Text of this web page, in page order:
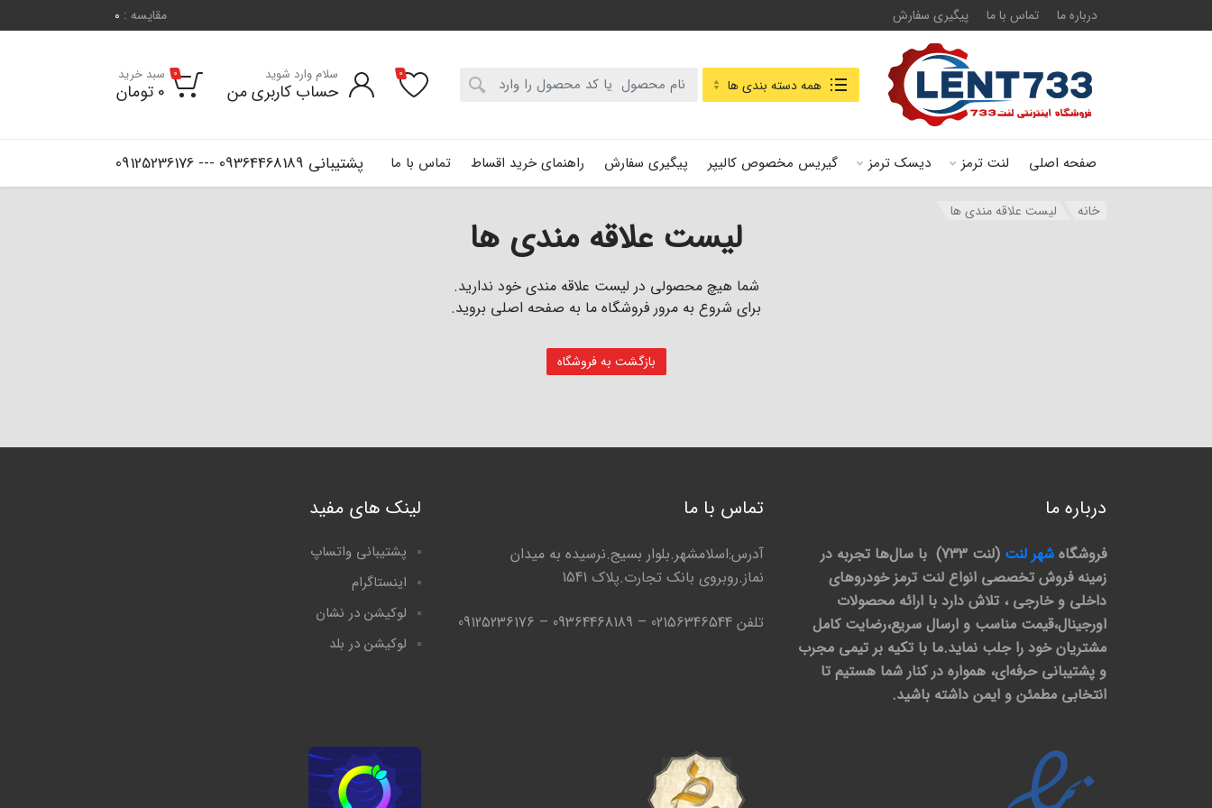
درباره ما تماس با ما پیگیری سفارش مقایسه : 0
صفحه اصلی لنت ترمز دیسک ترمز گیریس مخصوص کالیپر پیگیری سفارش راهنمای خرید اقساط تماس با ما پشتیبانی 09364468189 --- 09125236176
جستجو در:همه دسته بندی ها
0 سلام وارد شوید
حساب کاربری من
0 سبد خرید
0 تومان
خانه لیست علاقه مندی ها
لیست علاقه مندی ها
شما هیچ محصولی در لیست علاقه مندی خود ندارید.
برای شروع به مرور فروشگاه ما به صفحه اصلی بروید.
بازگشت به فروشگاه
درباره ما
فروشگاه شهر لنت
(لنت 733) با سال‌ها تجربه در
زمینه فروش تخصصی انواع لنت ترمز خودروهای
داخلی و خارجی ، تلاش دارد با ارائه محصولات
اورجینال،قیمت مناسب و ارسال سریع،رضایت کامل
مشتریان خود را جلب نماید.ما با تکیه بر تیمی مجرب
و پشتیبانی حرفه‌ای، همواره در کنار شما هستیم تا
انتخابی مطمئن و ایمن داشته باشید.
تماس با ما
آدرس:اسلامشهر.بلوار بسیج.نرسیده به میدان
نماز.روبروی بانک تجارت.پلاک 1541
تلفن 02156346544 – 09364468189 – 09125236176
لینک های مفید
پشتیبانی واتساپ
اینستاگرام
لوکیشن در نشان
لوکیشن در بلد